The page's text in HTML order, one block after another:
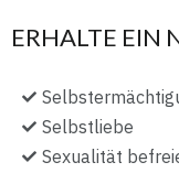
ERHALTE EIN
Selbstliebe
Sexualität